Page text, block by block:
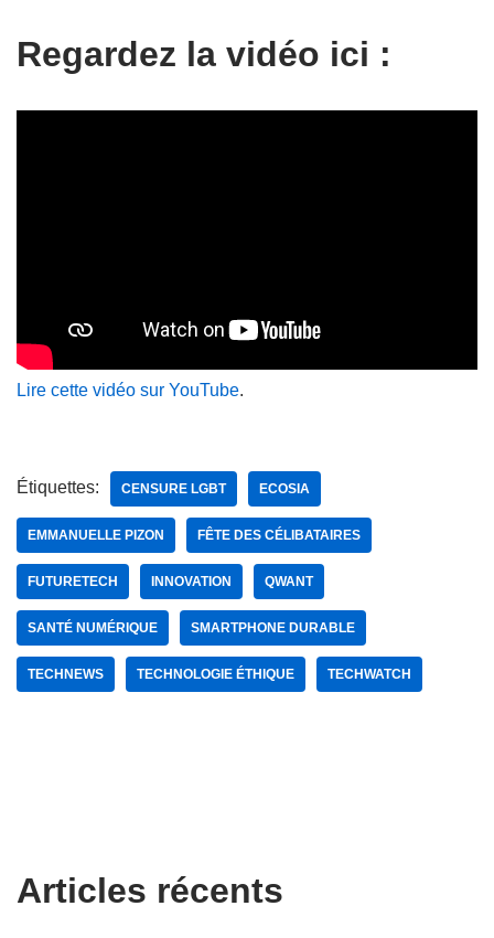
Regardez la vidéo ici :
Lire cette vidéo sur YouTube.
Étiquettes: CENSURE LGBT ECOSIA
EMMANUELLE PIZON FÊTE DES CÉLIBATAIRES
FUTURETECH INNOVATION QWANT
SANTÉ NUMÉRIQUE SMARTPHONE DURABLE
TECHNEWS TECHNOLOGIE ÉTHIQUE TECHWATCH
Articles récents